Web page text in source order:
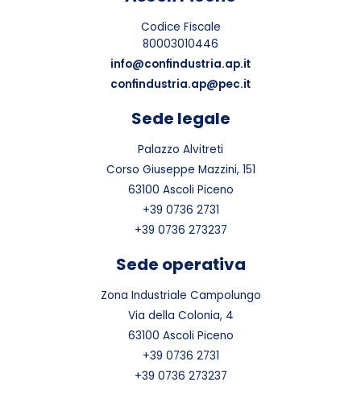
Codice Fiscale
80003010446
info@confindustria.ap.it
confindustria.ap@pec.it
Sede legale
Palazzo Alvitreti
Corso Giuseppe Mazzini, 151
63100 Ascoli Piceno
+39 0736 2731
+39 0736 273237
Sede operativa
Zona Industriale Campolungo
Via della Colonia, 4
63100 Ascoli Piceno
+39 0736 2731
+39 0736 273237